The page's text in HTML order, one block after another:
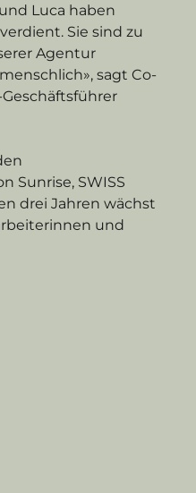
Luca haben
Sie sind zu
Agentur
sagt Co-
Sunrise, SWISS
drei Jahren wächst
und